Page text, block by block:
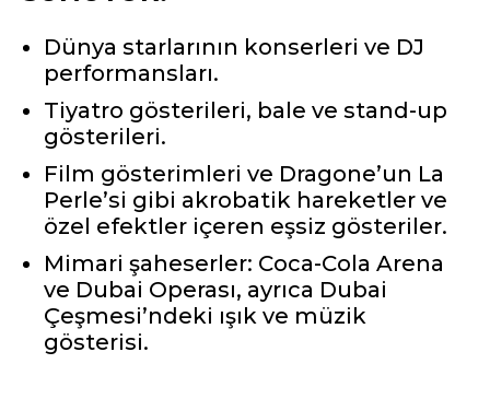
Dünya starlarının konserleri ve DJ
performansları.
Tiyatro gösterileri, bale ve stand-up
gösterileri.
Film gösterimleri ve Dragone’un La
Perle’si gibi akrobatik hareketler ve
özel efektler içeren eşsiz gösteriler.
Mimari şaheserler: Coca-Cola Arena
ve Dubai Operası, ayrıca Dubai
Çeşmesi’ndeki ışık ve müzik
gösterisi.